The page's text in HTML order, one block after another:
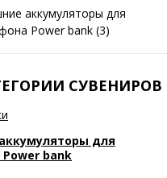
аккумуляторы для
Power bank (3)
СУВЕНИРОВ
для
bank